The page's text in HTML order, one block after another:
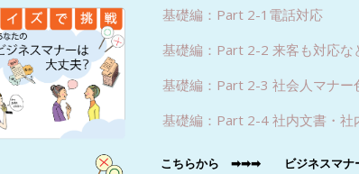
基礎編：Part 2-1電話対応
基礎編：Part 2-2 来客も対応な
基礎編：Part 2-3 社会人マナー
基礎編：Part 2-4 社内文書・社
こちらから ➡︎➡︎➡︎ ビジネスマ